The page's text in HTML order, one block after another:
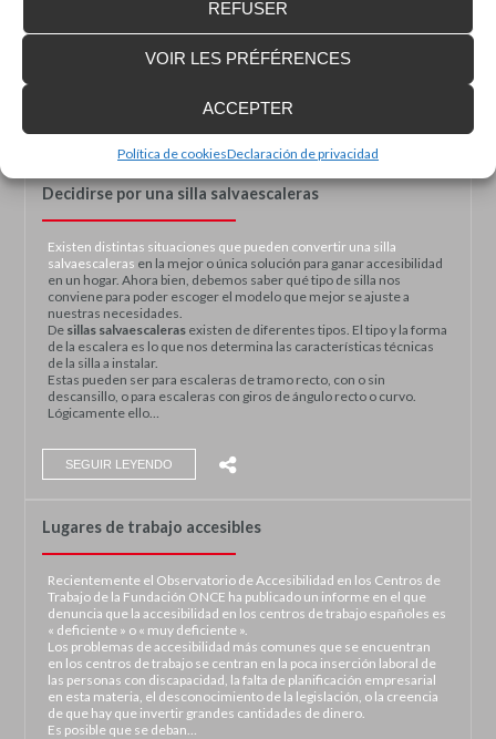
ACCEPTER
REFUSER
VOIR LES PRÉFÉRENCES
Política de cookiesDeclaración de privacidad
diseñan a medida, y se adaptan para poder dar solución a las
necesidades de logística.
plataformas elevadoras industriales
permiten cargar mercancías con pesos máximos que oscilan desde
Decidirse por una silla salvaescaleras
Existen distintas situaciones que pueden convertir una silla
salvaescaleras en la mejor o única solución para ganar accesibilidad
en un hogar. Ahora bien, debemos saber qué tipo de silla nos
conviene para poder escoger el modelo que mejor se ajuste a
nuestras necesidades.
De sillas salvaescaleras existen de diferentes tipos. El tipo y la forma
de la escalera es lo que nos determina las características técnicas
de la silla a instalar.
Estas pueden ser para escaleras de tramo recto, con o sin
descansillo, o para escaleras con giros de ángulo recto o curvo.
Lógicamente ello…
SEGUIR LEYENDO
Lugares de trabajo accesibles
Recientemente el Observatorio de Accesibilidad en los Centros de
Trabajo de la Fundación ONCE ha publicado un informe en el que
denuncia que la accesibilidad en los centros de trabajo españoles es
« deficiente » o « muy deficiente ».
Los problemas de accesibilidad más comunes que se encuentran
en los centros de trabajo se centran en la poca inserción laboral de
las personas con discapacidad, la falta de planificación empresarial
en esta materia, el desconocimiento de la legislación, o la creencia
de que hay que invertir grandes cantidades de dinero.
Es posible que se deban…